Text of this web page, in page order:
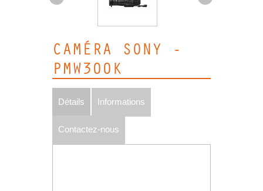
CAMÉRA SONY -
PMW300K
Détails Informations
Contactez-nous